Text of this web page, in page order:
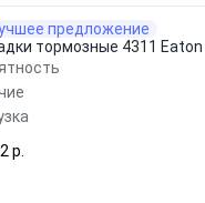
предложение
тормозные 4311
p.